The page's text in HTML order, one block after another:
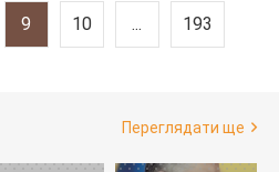
9 10 ... 193
Переглядати ще